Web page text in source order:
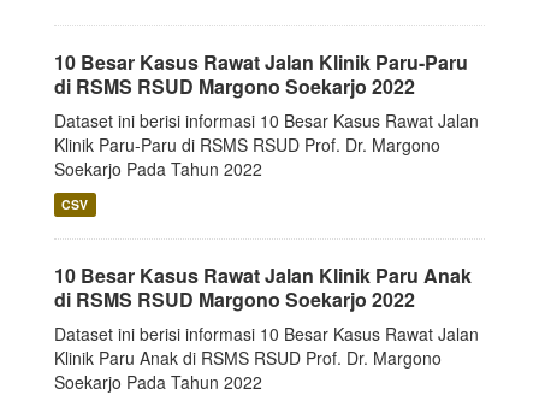
10 Besar Kasus Rawat Jalan Klinik Paru-Paru
di RSMS RSUD Margono Soekarjo 2022
Dataset ini berisi informasi 10 Besar Kasus Rawat Jalan
Klinik Paru-Paru di RSMS RSUD Prof. Dr. Margono
Soekarjo Pada Tahun 2022
CSV
10 Besar Kasus Rawat Jalan Klinik Paru Anak
di RSMS RSUD Margono Soekarjo 2022
Dataset ini berisi informasi 10 Besar Kasus Rawat Jalan
Klinik Paru Anak di RSMS RSUD Prof. Dr. Margono
Soekarjo Pada Tahun 2022